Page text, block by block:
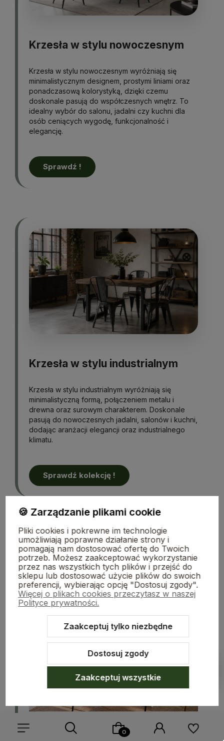
Krzesła w stylu nowoczesnym
Krzesła w stylu nowoczesnym wyróżniają się
minimalistycznym designem, prostymi liniami oraz
ponadczasową kolorystyką, dzięki czemu
doskonale pasują do współczesnych wnętrz. To
idealny wybór do salonu, jadalni czy kuchni dla
osób ceniących wygodę, funkcjonalność i
elegancję.
Sprawdź !
Krzesła w stylu industrialnym
Krzesła w stylu industrialnym wyróżniają się
minimalistyczną formą, połączeniem metalu i
drewna oraz surowym charakterem. Doskonale
pasują do nowoczesnych jadalni, salonów i kuchni,
dodając aranżacji elegancji oraz industrialnego
klimatu.
Sprawdź kolekcję !
Materiały
Wybierz krzesła według
materiału
Tkanina welurowa
Miękka, elegancka i przyjemna
Drewno
🍪 Zarządzanie plikami cookie
Pliki cookies i pokrewne im technologie
umożliwiają poprawne działanie strony i
pomagają nam dostosować ofertę do Twoich
potrzeb. Możesz zaakceptować wykorzystanie
przez nas wszystkich tych plików i przejść do
sklepu lub dostosować użycie plików do swoich
preferencji, wybierając opcję "Dostosuj zgody".
Więcej o plikach cookies przeczytasz w naszej
Polityce prywatności.
Zaakceptuj tylko niezbędne
Dostosuj zgody
Zaakceptuj wszystkie